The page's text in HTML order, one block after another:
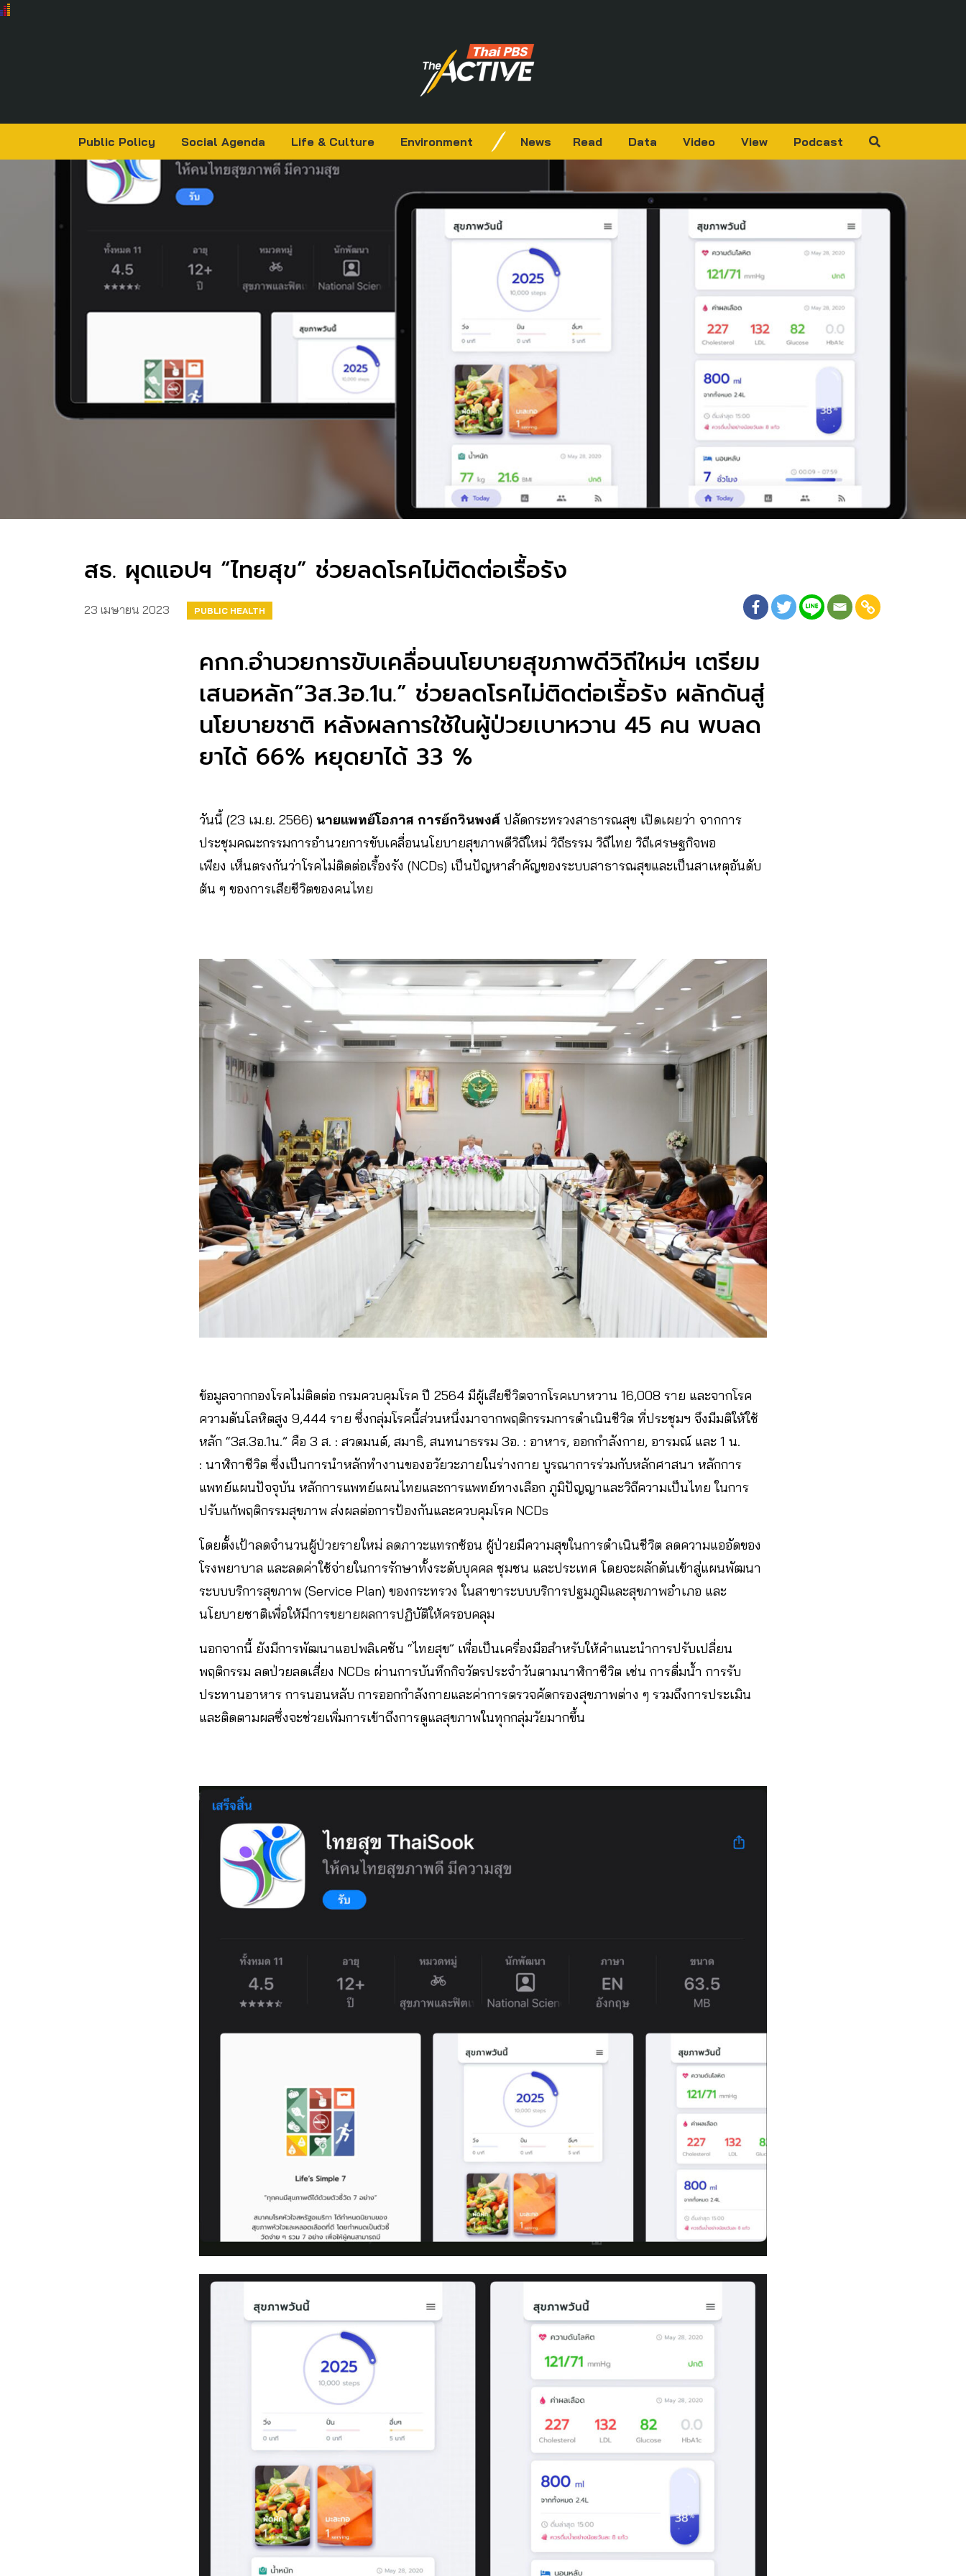
Public Policy Social Agenda Life & Culture Environment News Read Data Video View Podcast
สธ. ผุดแอปฯ “ไทยสุข” ช่วยลดโรคไม่ติดต่อเรื้อรัง
23 เมษายน 2023 PUBLIC HEALTH
คกก.อำนวยการขับเคลื่อนนโยบายสุขภาพดีวิถีใหม่ฯ เตรียม
เสนอหลัก“3ส.3อ.1น.” ช่วยลดโรคไม่ติดต่อเรื้อรัง ผลักดันสู่
นโยบายชาติ หลังผลการใช้ในผู้ป่วยเบาหวาน 45 คน พบลด
ยาได้ 66% หยุดยาได้ 33 %
วันนี้ (23 เม.ย. 2566) นายแพทย์โอภาส การย์กวินพงศ์ ปลัดกระทรวงสาธารณสุข เปิดเผยว่า จากการ
ประชุมคณะกรรมการอำนวยการขับเคลื่อนนโยบายสุขภาพดีวิถีใหม่ วิถีธรรม วิถีไทย วิถีเศรษฐกิจพอ
เพียง เห็นตรงกันว่าโรคไม่ติดต่อเรื้องรัง (NCDs) เป็นปัญหาสำคัญของระบบสาธารณสุขและเป็นสาเหตุอันดับ
ต้น ๆ ของการเสียชีวิตของคนไทย
ข้อมูลจากกองโรคไม่ติดต่อ กรมควบคุมโรค ปี 2564 มีผู้เสียชีวิตจากโรคเบาหวาน 16,008 ราย และจากโรค
ความดันโลหิตสูง 9,444 ราย ซึ่งกลุ่มโรคนี้ส่วนหนึ่งมาจากพฤติกรรมการดำเนินชีวิต ที่ประชุมฯ จึงมีมติให้ใช้
หลัก “3ส.3อ.1น.” คือ 3 ส. : สวดมนต์, สมาธิ, สนทนาธรรม 3อ. : อาหาร, ออกกำลังกาย, อารมณ์ และ 1 น.
: นาฬิกาชีวิต ซึ่งเป็นการนำหลักทำงานของอวัยวะภายในร่างกาย บูรณาการร่วมกับหลักศาสนา หลักการ
แพทย์แผนปัจจุบัน หลักการแพทย์แผนไทยและการแพทย์ทางเลือก ภูมิปัญญาและวิถีความเป็นไทย ในการ
ปรับแก้พฤติกรรมสุขภาพ ส่งผลต่อการป้องกันและควบคุมโรค NCDs
โดยตั้งเป้าลดจำนวนผู้ป่วยรายใหม่ ลดภาวะแทรกซ้อน ผู้ป่วยมีความสุขในการดำเนินชีวิต ลดความแออัดของ
โรงพยาบาล และลดค่าใช้จ่ายในการรักษาทั้งระดับบุคคล ชุมชน และประเทศ โดยจะผลักดันเข้าสู่แผนพัฒนา
ระบบบริการสุขภาพ (Service Plan) ของกระทรวง ในสาขาระบบบริการปฐมภูมิและสุขภาพอำเภอ และ
นโยบายชาติเพื่อให้มีการขยายผลการปฏิบัติให้ครอบคลุม
นอกจากนี้ ยังมีการพัฒนาแอปพลิเคชัน “ไทยสุข” เพื่อเป็นเครื่องมือสำหรับให้คำแนะนำการปรับเปลี่ยน
พฤติกรรม ลดป่วยลดเสี่ยง NCDs ผ่านการบันทึกกิจวัตรประจำวันตามนาฬิกาชีวิต เช่น การดื่มน้ำ การรับ
ประทานอาหาร การนอนหลับ การออกกำลังกายและค่าการตรวจคัดกรองสุขภาพต่าง ๆ รวมถึงการประเมิน
และติดตามผลซึ่งจะช่วยเพิ่มการเข้าถึงการดูแลสุขภาพในทุกกลุ่มวัยมากขึ้น